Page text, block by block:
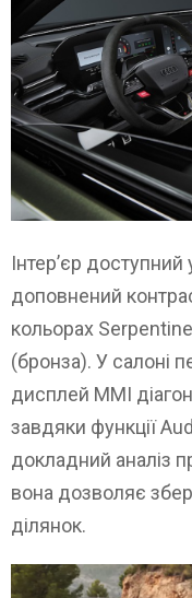
Інтер’єр доступний
доповнений
кольорах
(бронза). У салоні
дисплей MMI
завдяки функції
докладний аналіз
вона дозволяє
ділянок.